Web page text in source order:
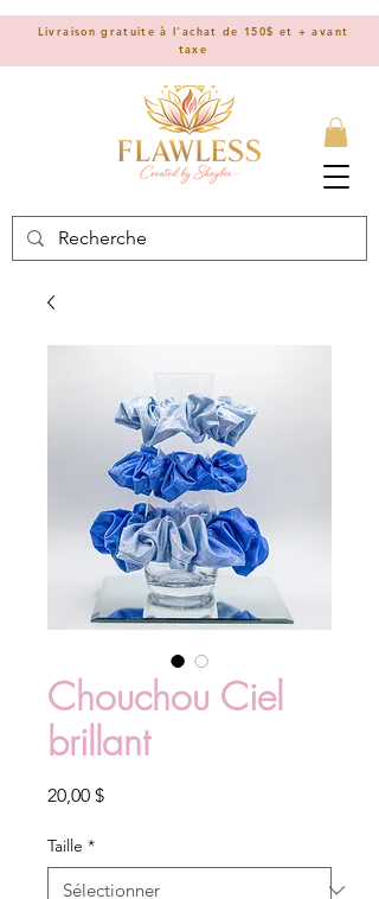
Livraison gratuite à l'achat de 150$ et + avant
taxe
Chouchou Ciel
brillant
20,00 $Prix
Taille *